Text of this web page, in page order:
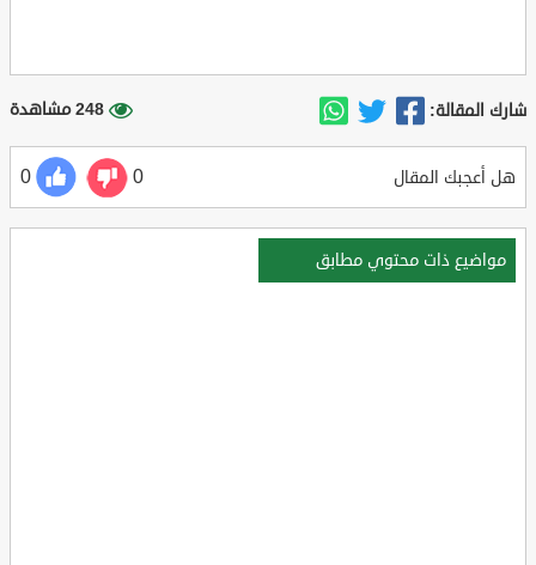
شارك المقالة: 248 مشاهدة
هل أعجبك المقال 0
0
مواضيع ذات محتوي مطابق